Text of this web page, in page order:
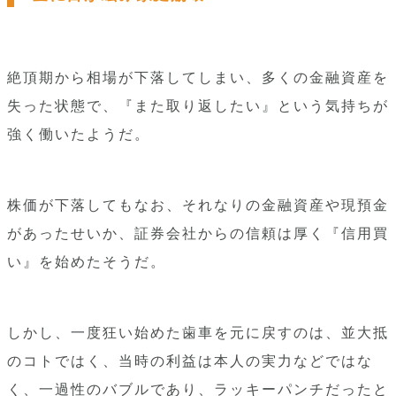
絶頂期から相場が下落してしまい、多くの金融資産を
失った状態で、『また取り返したい』という気持ちが
強く働いたようだ。
株価が下落してもなお、それなりの金融資産や現預金
があったせいか、証券会社からの信頼は厚く『信用買
い』を始めたそうだ。
しかし、一度狂い始めた歯車を元に戻すのは、並大抵
のコトではく、当時の利益は本人の実力などではな
く、一過性のバブルであり、ラッキーパンチだったと